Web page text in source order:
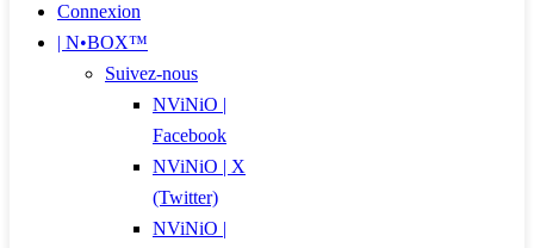
Connexion
| N•BOX™
Suivez-nous
NViNiO |
Facebook
NViNiO | X
(Twitter)
NViNiO |